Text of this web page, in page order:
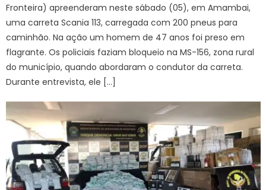
Fronteira) apreenderam neste sábado (05), em Amambai,
uma carreta Scania 113, carregada com 200 pneus para
caminhão. Na ação um homem de 47 anos foi preso em
flagrante. Os policiais faziam bloqueio na MS-156, zona rural
do município, quando abordaram o condutor da carreta.
Durante entrevista, ele […]